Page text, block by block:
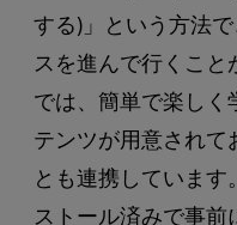
する)」という方法
スを進んで行くこ
では、簡単で楽しく
テンツが用意されて
とも連携していま
ストール済みで事